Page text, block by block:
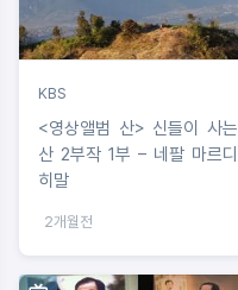
KBS
<영상앨범 산> 신들이 사는
산 2부작 1부 – 네팔 마르디
히말
2개월전